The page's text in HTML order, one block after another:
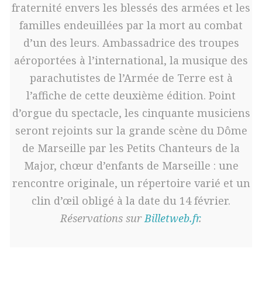
fraternité envers les blessés des armées et les
familles endeuillées par la mort au combat
d’un des leurs. Ambassadrice des troupes
aéroportées à l’international, la musique des
parachutistes de l’Armée de Terre est à
l’affiche de cette deuxième édition. Point
d’orgue du spectacle, les cinquante musiciens
seront rejoints sur la grande scène du Dôme
de Marseille par les Petits Chanteurs de la
Major, chœur d’enfants de Marseille : une
rencontre originale, un répertoire varié et un
clin d’œil obligé à la date du 14 février.
Réservations surBilletweb.fr.